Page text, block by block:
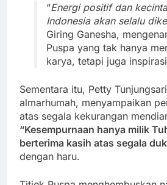
“Energi positif dan
Indonesia akan selalu
Giring Ganesha,
Puspa yang tak hanya
karya, tetapi juga
Sementara itu, Petty
almarhumah, menyampaikan
atas segala kekurangan
“Kesempurnaan hanya milik
berterima kasih atas segala
dengan haru.